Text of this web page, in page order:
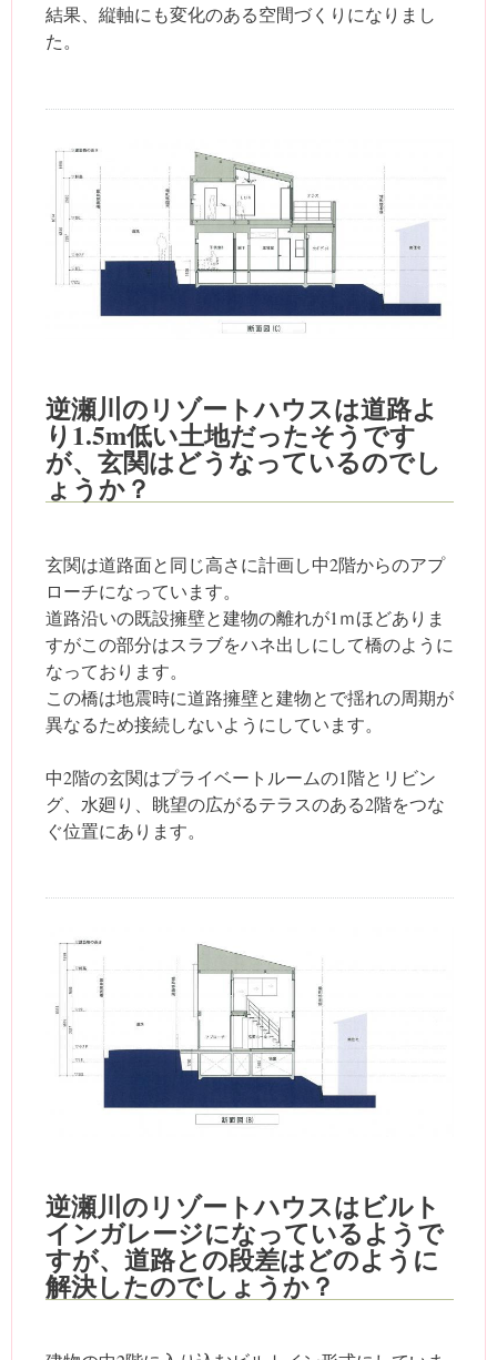
結果、縦軸にも変化のある空間づくりになりまし
た。
逆瀬川のリゾートハウスは道路よ
り1.5m低い土地だったそうです
が、玄関はどうなっているのでし
ょうか？
玄関は道路面と同じ高さに計画し中2階からのアプ
ローチになっています。
道路沿いの既設擁壁と建物の離れが1ｍほどありま
すがこの部分はスラブをハネ出しにして橋のように
なっております。
この橋は地震時に道路擁壁と建物とで揺れの周期が
異なるため接続しないようにしています。
中2階の玄関はプライベートルームの1階とリビン
グ、水廻り、眺望の広がるテラスのある2階をつな
ぐ位置にあります。
逆瀬川のリゾートハウスはビルト
インガレージになっているようで
すが、道路との段差はどのように
解決したのでしょうか？